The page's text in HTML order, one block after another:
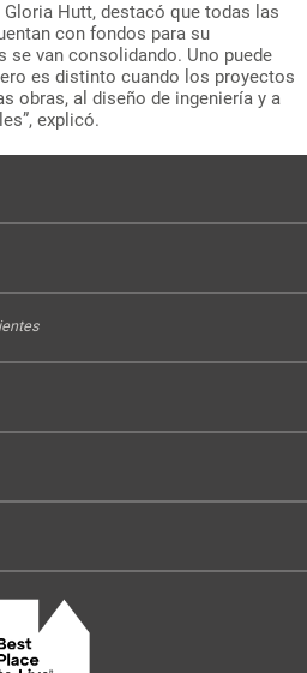
Hutt, destacó que todas las
con fondos para su
se van consolidando. Uno puede
es distinto cuando los proyectos
obras, al diseño de ingeniería y a
explicó.